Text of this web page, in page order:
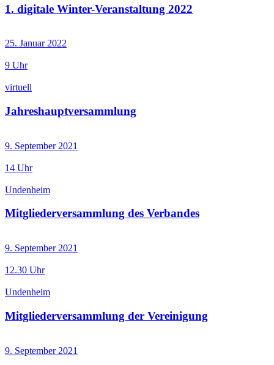
1. digitale Winter-Veranstaltung 2022
25. Januar 2022
9 Uhr
virtuell
Jahreshauptversammlung
9. September 2021
14 Uhr
Undenheim
Mitgliederversammlung des Verbandes
9. September 2021
12.30 Uhr
Undenheim
Mitgliederversammlung der Vereinigung
9. September 2021